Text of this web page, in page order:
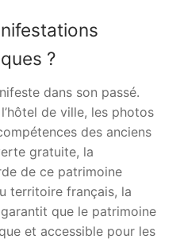
?
dans son passé.
de ville, les photos
des anciens
gratuite, la
de ce patrimoine
territoire français, la
que le patrimoine
et accessible pour les